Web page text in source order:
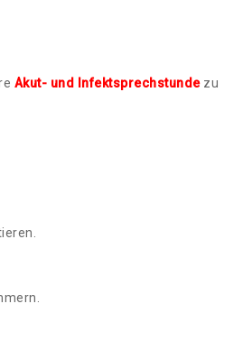
Akut- und Infektsprechstundezu